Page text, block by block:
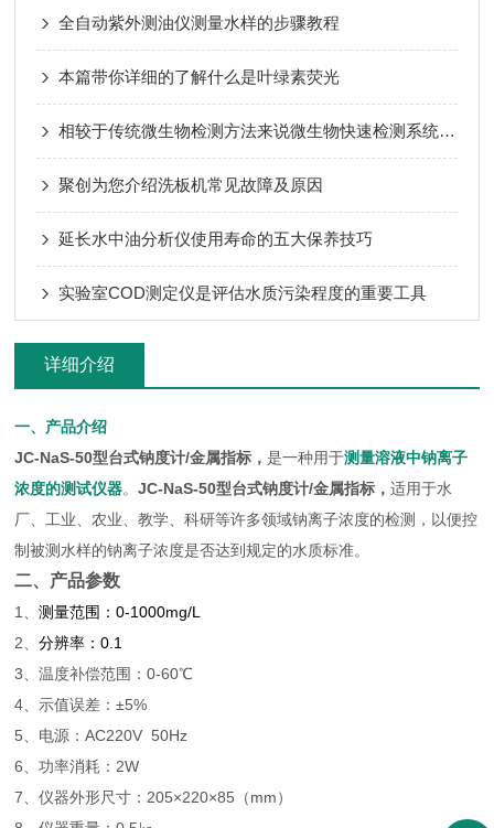
全自动紫外测油仪测量水样的步骤教程
本篇带你详细的了解什么是叶绿素荧光
相较于传统微生物检测方法来说微生物快速检测系统有哪些技术呢
聚创为您介绍洗板机常见故障及原因
延长水中油分析仪使用寿命的五大保养技巧
实验室COD测定仪是评估水质污染程度的重要工具
详细介绍
一、产品介绍
JC-NaS-50型台式钠度计/金属指标 ，是一种用于测量溶液中钠离子
浓度的测试仪器。JC-NaS-50型台式钠度计/金属指标 ，适用于水
厂、工业、农业、教学、科研等许多领域钠离子浓度的检测，以便控
制被测水样的钠离子浓度是否达到规定的水质标准。
二、产品参数
1、测量范围：0-1000mg/L
2、分辨率：0.1
3、温度补偿范围：0-60℃
4、示值误差：±5%
5、电源：AC220V 50Hz
6、功率消耗：2W
7、仪器外形尺寸：205×220×85（mm）